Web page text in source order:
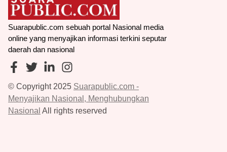
Operasi Tangkap Tangan Terbaru!
Nasional - 19, Dec, 2025, 06:27:49
Selengkapnya →